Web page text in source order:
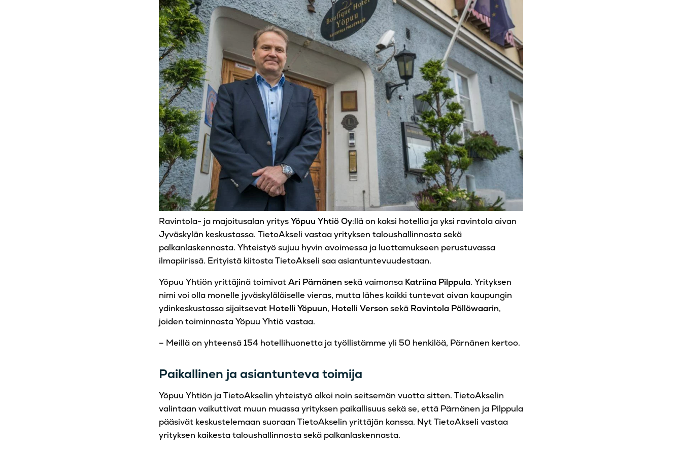
Ravintola- ja majoitusalan yritysYöpuu Yhtiö Oy:llä on kaksi hotellia ja yksi ravintola aivan
Jyväskylän keskustassa. TietoAkseli vastaa yrityksen taloushallinnosta sekä
palkanlaskennasta. Yhteistyö sujuu hyvin avoimessa ja luottamukseen perustuvassa
ilmapiirissä. Erityistä kiitosta TietoAkseli saa asiantuntevuudestaan.
Yöpuu Yhtiön yrittäjinä toimivatAri Pärnänen sekä vaimonsa Katriina Pilppula. Yrityksen
nimi voi olla monelle jyväskyläläiselle vieras, mutta lähes kaikki tuntevat aivan kaupungin
ydinkeskustassa sijaitsevat Hotelli Yöpuun, Hotelli Verson sekä Ravintola Pöllöwaarin,
joiden toiminnasta Yöpuu Yhtiö vastaa.
– Meillä on yhteensä 154 hotellihuonetta ja työllistämme yli 50 henkilöä, Pärnänen kertoo.
Paikallinen ja asiantunteva toimija
Yöpuu Yhtiön ja TietoAkselin yhteistyö alkoi noin seitsemän vuotta sitten. TietoAkselin
valintaan vaikuttivat muun muassa yrityksen paikallisuus sekä se, että Pärnänen ja Pilppula
pääsivät keskustelemaan suoraan TietoAkselin yrittäjän kanssa. Nyt TietoAkseli vastaa
yrityksen kaikesta taloushallinnosta sekä palkanlaskennasta.